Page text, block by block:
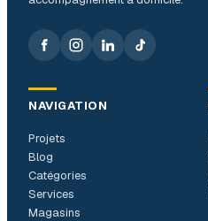
NAVIGATION
Projets
Blog
Catégories
Services
Magasins